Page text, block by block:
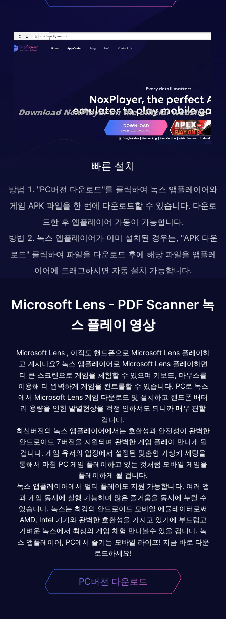
빠른 설치
방법 1. "PC버전 다운로드"를 클릭하여 녹스 앱플레이어와
게임 APK 파일을 한 번에 다운로드할 수 있습니다. 다운로
드한 후 앱플레이어 가동이 가능합니다.
방법 2. 녹스 앱플레이어가 이미 설치된 경우는, "APK 다운
로드" 클릭하여 파일을 다운로드 후에 해당 파일을 앱플레
이어에 드래그하시면 자동 설치 가능합니다.
Microsoft Lens - PDF Scanner 녹
스 플레이 영상
Microsoft Lens , 아직도 핸드폰으로 Microsoft Lens 플레이하
고 계시나요? 녹스 앱플레이어로 Microsoft Lens 플레이하면
더 큰 스크린으로 게임을 체험할 수 있으며 키보드, 마우스를
이용해 더 완벽하게 게임을 컨트롤할 수 있습니다. PC로 녹스
에서 Microsoft Lens 게임 다운로드 및 설치하고 핸드폰 배터
리 용량을 인한 발열현상을 걱정 안하셔도 되니까 매우 편할
겁니다.
최신버전의 녹스 앱플레이어에서는 호환성과 안전성이 완벽한
안드로이드 7버전을 지원되며 완벽한 게임 플레이 만나게 될
겁니다. 게임 유저의 입장에서 설정된 맞춤형 가상키 세팅을
통해서 마침 PC 게임 플레이하고 있는 것처럼 모바일 게임을
플레이하게 될 겁니다.
녹스 앱플레이어에서 멀티 플레이도 지원 가능합니다. 여러 앱
과 게임 동시에 실행 가능하며 많은 즐거움을 동시에 누릴 수
있습니다. 녹스는 최강의 안드로이드 모바일 에뮬레이터로써
AMD, Intel 기기와 완벽한 호환성을 가지고 있기에 부드럽고
가벼운 녹스에서 최상의 게임 체험 만나볼수 있을 겁니다. 녹
스 앱플레이어, PC에서 즐기는 모바일 라이프! 지금 바로 다운
로드하세요!
PC버전 다운로드